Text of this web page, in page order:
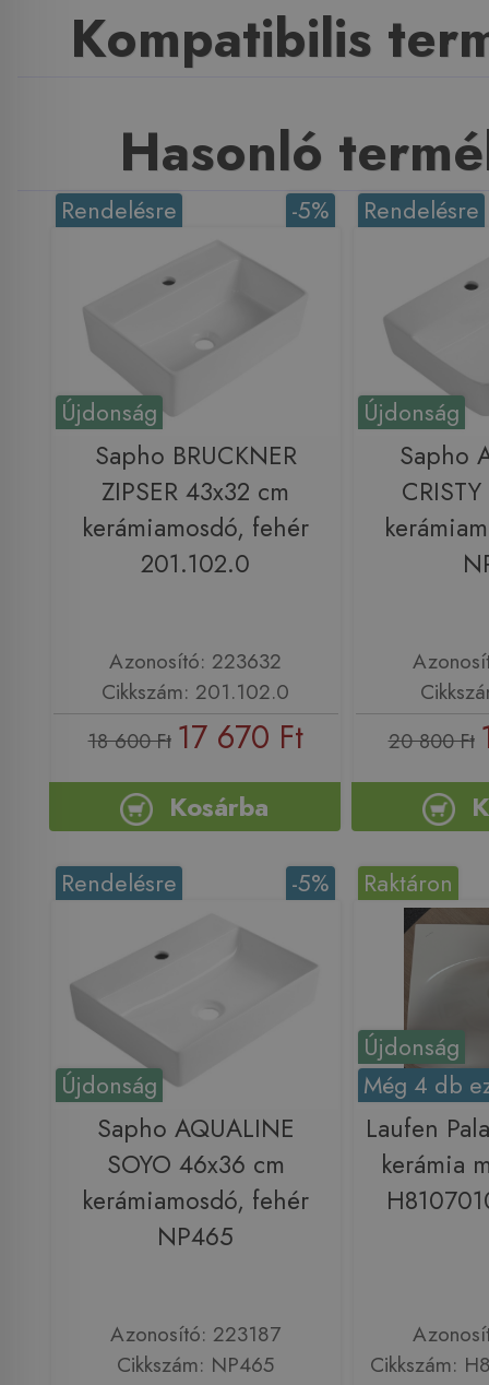
Kompatibilis
Hasonló
Újdonság
-5%
Rendelésre
Sapho BRUCKNER
ZIPSER 43x32 cm
kerámiamosdó, fehér
201.102.0
Azonosító: 223632
Cikkszám: 201.102.0
18 600 Ft 17 670 Ft
Kosárba
Újdonság
Rendelésre
Sapho
20 800 Ft
Újdonság
-5%
Rendelésre
Sapho AQUALINE
SOYO 46x36 cm
kerámiamosdó, fehér
NP465
Azonosító: 223187
Cikkszám: NP465
Újdonság
Még 4 db
Raktáron
Laufen
kerámia
Cikkszám: